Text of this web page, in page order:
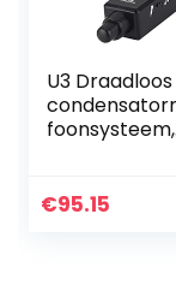
U3 Draadloos
foonsysteem,
en -ontvanger
€95.15